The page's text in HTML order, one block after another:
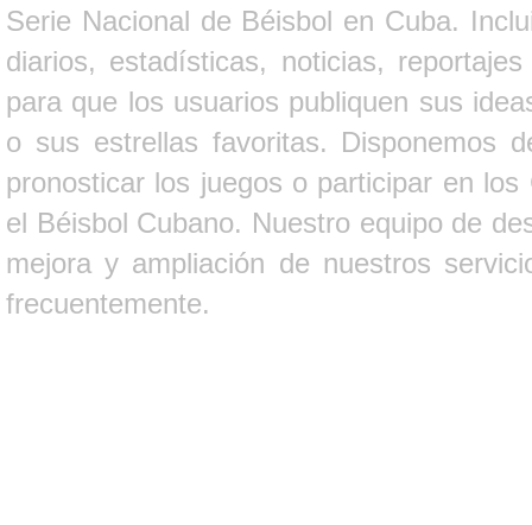
Serie Nacional de Béisbol en Cuba.
diarios, estadísticas, noticias,
para que los usuarios publiquen sus
o sus estrellas favoritas. Disponemos
pronosticar los juegos o participar en
el Béisbol Cubano. Nuestro equipo de
mejora y ampliación de nuestros
frecuentemente.